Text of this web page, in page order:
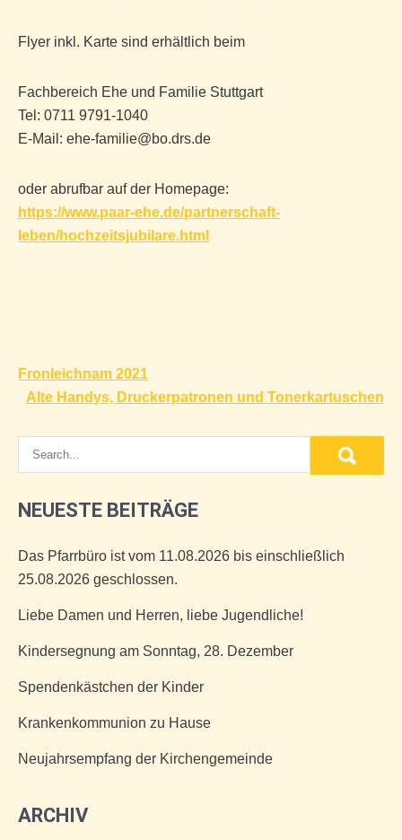
Flyer inkl. Karte sind erhältlich beim
Fachbereich Ehe und Familie Stuttgart
Tel: 0711 9791-1040
E-Mail: ehe-familie@bo.drs.de
oder abrufbar auf der Homepage:
https://www.paar-ehe.de/partnerschaft-
leben/hochzeitsjubilare.html
Beitragsnavigation
Fronleichnam 2021
Alte Handys, Druckerpatronen und Tonerkartuschen
NEUESTE BEITRÄGE
Das Pfarrbüro ist vom 11.08.2026 bis einschließlich
25.08.2026 geschlossen.
Liebe Damen und Herren, liebe Jugendliche!
Kindersegnung am Sonntag, 28. Dezember
Spendenkästchen der Kinder
Krankenkommunion zu Hause
Neujahrsempfang der Kirchengemeinde
ARCHIV